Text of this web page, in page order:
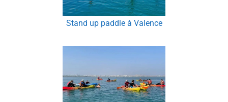
Stand up paddle à Valence